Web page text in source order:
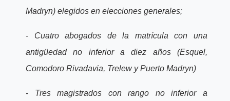
Madryn) elegidos en elecciones generales;
- Cuatro abogados de la matrícula con una
antigüedad no inferior a diez años (Esquel,
Comodoro Rivadavia, Trelew y Puerto Madryn)
- Tres magistrados con rango no inferior a